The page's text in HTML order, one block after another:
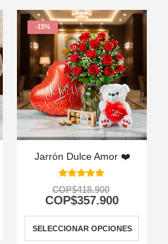
-15%
Jarrón Dulce Amor ❤️
5.00
COP$418.900
COP$357.900
SELECCIONAR OPCIONES